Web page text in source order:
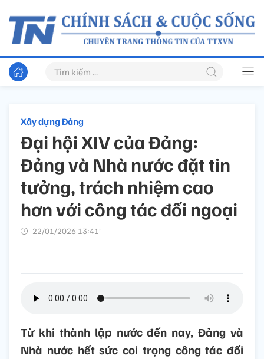
Xây dựng Đảng
Đại hội XIV của Đảng:
Đảng và Nhà nước đặt tin
tưởng, trách nhiệm cao
hơn với công tác đối ngoại
22/01/2026 13:41’
Từ khi thành lập nước đến nay, Đảng và
Nhà nước hết sức coi trọng công tác đối